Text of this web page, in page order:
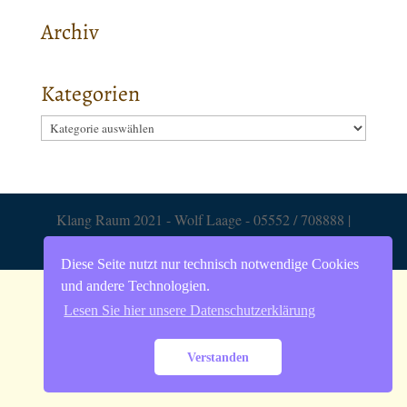
Diese Seite nutzt nur technisch notwendige Cookies
und andere Technologien.
Lesen Sie hier unsere Datenschutzerklärung
Verstanden
Archiv
Kategorien
Kategorien
Klang Raum 2021 - Wolf Laage - 05552 / 708888 |